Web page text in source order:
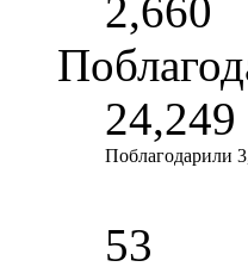
2,660
24,249
Поблагодарили
53